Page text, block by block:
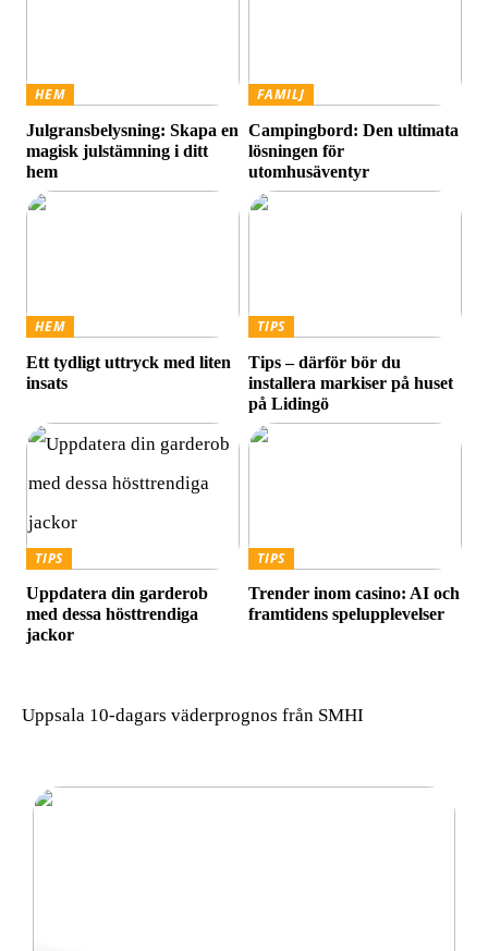
HEM
Julgransbelysning: Skapa en
magisk julstämning i ditt
hem
FAMILJ
Campingbord: Den ultimata
lösningen för
utomhusäventyr
HEM
Ett tydligt uttryck med liten
insats
TIPS
Tips – därför bör du
installera markiser på huset
på Lidingö
TIPS
Uppdatera din garderob
med dessa hösttrendiga
jackor
TIPS
Trender inom casino: AI och
framtidens spelupplevelser
Uppsala 10-dagars väderprognos från SMHI